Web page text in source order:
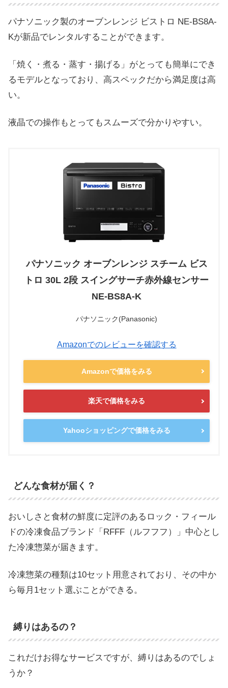
パナソニック製のオーブンレンジ ビストロ NE-BS8A-
Kが新品でレンタルすることができます。
「焼く・煮る・蒸す・揚げる」がとっても簡単にでき
るモデルとなっており、高スペックだから満足度は高
い。
液晶での操作もとってもスムーズで分かりやすい。
パナソニック オーブンレンジ スチーム ビス
トロ 30L 2段 スイングサーチ赤外線センサー
NE-BS8A-K
パナソニック(Panasonic)
Amazonでのレビューを確認する
Amazonで価格をみる
楽天で価格をみる
Yahooショッピングで価格をみる
どんな食材が届く？
おいしさと食材の鮮度に定評のあるロック・フィール
ドの冷凍食品ブランド「RFFF（ルフフフ）」中心とし
た冷凍惣菜が届きます。
冷凍惣菜の種類は10セット用意されており、その中か
ら毎月1セット選ぶことができる。
縛りはあるの？
これだけお得なサービスですが、縛りはあるのでしょ
うか？